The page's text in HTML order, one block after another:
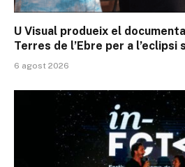
U Visual produeix el
Terres de l’Ebre per a l’eclipsi
6 agost 2026